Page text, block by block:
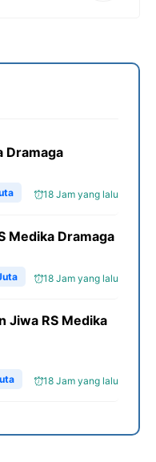
Dramaga
18 Jam yang lalu
Medika Dramaga
18 Jam yang lalu
Jiwa RS Medika
18 Jam yang lalu